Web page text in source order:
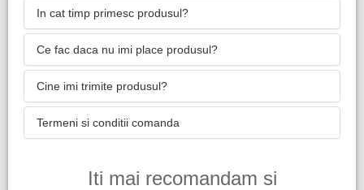
In cat timp primesc produsul?
Ce fac daca nu imi place produsul?
Cine imi trimite produsul?
Termeni si conditii comanda
Iti mai recomandam si